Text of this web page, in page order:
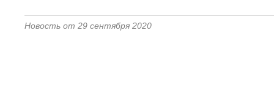
Новость от 29 сентября 2020